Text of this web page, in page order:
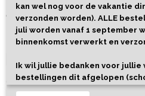
Vakantietijd
Lees meer
Oudere berichten
kan wel nog voor de vakantie
verzonden worden). ALLE
juli worden vanaf 1 september
binnenkomst verwerkt en
Ik wil jullie bedanken voor
bestellingen dit afgelopen
het nieuwe seizoen, met weer